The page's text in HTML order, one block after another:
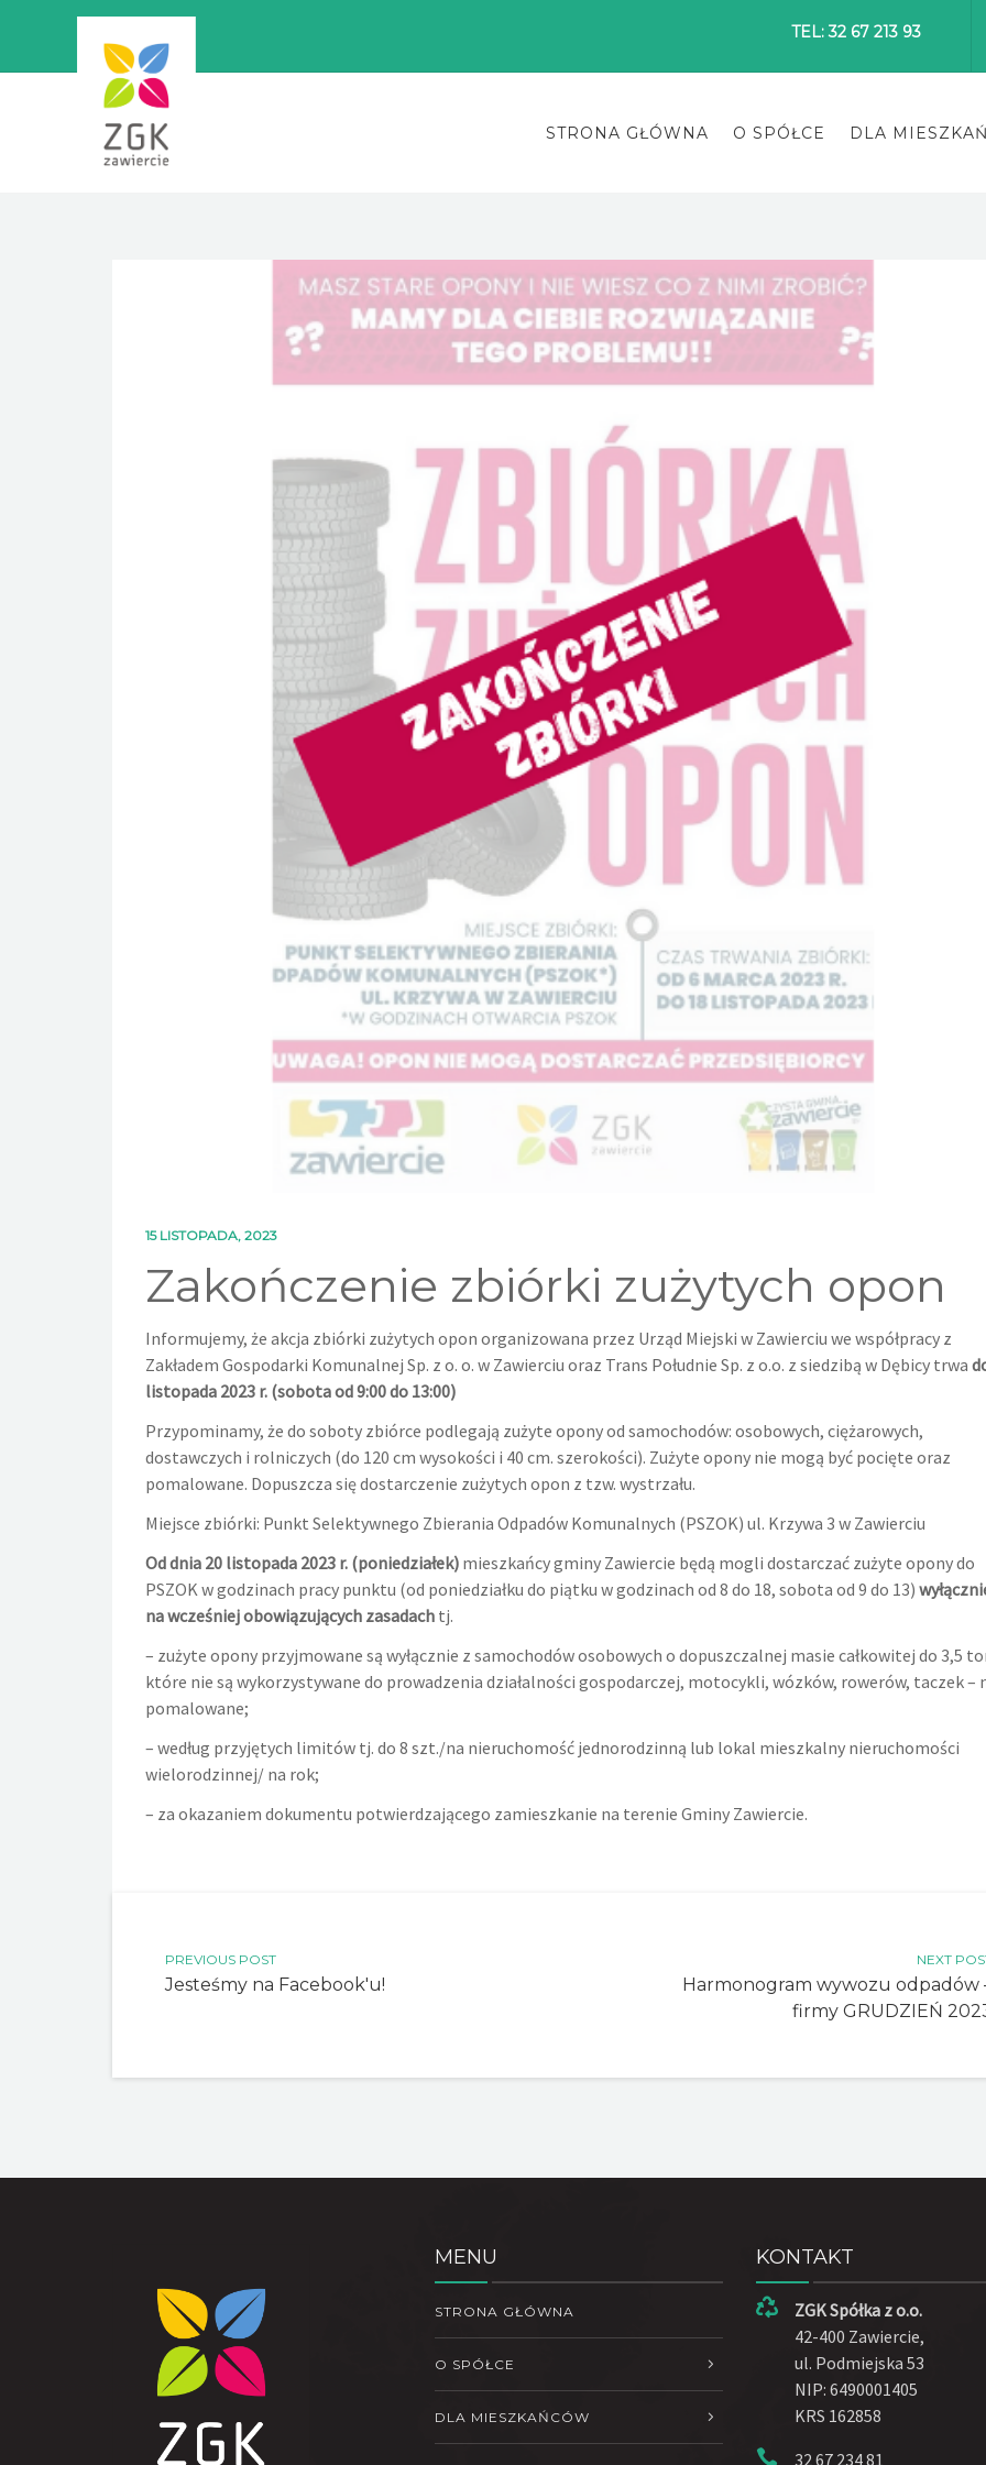
TEL: 32 67 213 93
STRONA GŁÓWNA O SPÓŁCE DLA
15 LISTOPADA, 2023
Zakończenie zbiórki zużytych opon
Informujemy, że akcja zbiórki zużytych opon organizowana przez Urząd Miejski w Zawierciu we współpracy z
Zakładem Gospodarki Komunalnej Sp. z o. o. w Zawierciu oraz Trans Południe Sp. z o.o. z siedzibą w Dębicy trwa
listopada 2023 r. (sobota od 9:00 do 13:00)
Przypominamy, że do soboty zbiórce podlegają zużyte opony od samochodów: osobowych, ciężarowych,
dostawczych i rolniczych (do 120 cm wysokości i 40 cm. szerokości). Zużyte opony nie mogą być pocięte oraz
pomalowane. Dopuszcza się dostarczenie zużytych opon z tzw. wystrzału.
Miejsce zbiórki: Punkt Selektywnego Zbierania Odpadów Komunalnych (PSZOK) ul. Krzywa 3 w Zawierciu
Od dnia 20 listopada 2023 r. (poniedziałek) mieszkańcy gminy Zawiercie będą mogli dostarczać zużyte opony do
PSZOK w godzinach pracy punktu (od poniedziałku do piątku w godzinach od 8 do 18, sobota od 9 do 13)
na wcześniej obowiązujących zasadach tj.
– zużyte opony przyjmowane są wyłącznie z samochodów osobowych o dopuszczalnej masie całkowitej do 3,5
które nie są wykorzystywane do prowadzenia działalności gospodarczej, motocykli, wózków, rowerów, taczek –
pomalowane;
– według przyjętych limitów tj. do 8 szt./na nieruchomość jednorodzinną lub lokal mieszkalny nieruchomości
wielorodzinnej/ na rok;
– za okazaniem dokumentu potwierdzającego zamieszkanie na terenie Gminy Zawiercie.
PREVIOUS POST
Jesteśmy na Facebook'u!
NEXT
Harmonogram wywozu odpadów
firmy GRUDZIEŃ
MENU
STRONA GŁÓWNA
O SPÓŁCE
DLA MIESZKAŃCÓW
KONTAKT
ZGK Spółka z o.o.
42-400 Zawiercie,
ul. Podmiejska 53
NIP: 6490001405
KRS 162858
32 67 234 81